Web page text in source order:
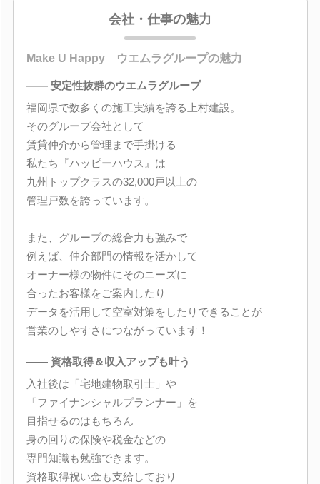
会社・仕事の魅力
Make U Happy ウエムラグループの魅力
―― 安定性抜群のウエムラグループ
福岡県で数多くの施工実績を誇る上村建設。
そのグループ会社として
賃貸仲介から管理まで手掛ける
私たち『ハッピーハウス』は
九州トップクラスの32,000戸以上の
管理戸数を誇っています。
また、グループの総合力も強みで
例えば、仲介部門の情報を活かして
オーナー様の物件にそのニーズに
合ったお客様をご案内したり
データを活用して空室対策をしたりできることが
営業のしやすさにつながっています！
―― 資格取得＆収入アップも叶う
入社後は「宅地建物取引士」や
「ファイナンシャルプランナー」を
目指せるのはもちろん
身の回りの保険や税金などの
専門知識も勉強できます。
資格取得祝い金も支給しており